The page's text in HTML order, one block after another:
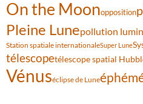
On the Moonopposition
Pleine Lunepollution
Station spatiale internationaleSuper Lune
télescopetélescope spatial
Vénuséclipse de Lune